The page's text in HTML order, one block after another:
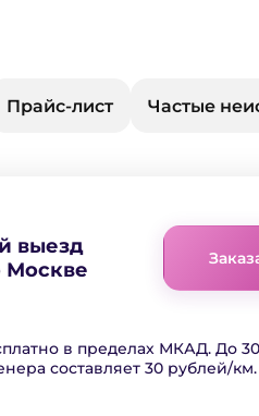
Прайс-лист Частые
выезд
Москве
в пределах МКАД. До
составляет 30 рублей/км.